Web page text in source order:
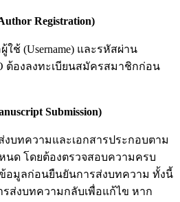
Registration)
และรหัสผ่าน
ต้องลงทะเบียนสมัครสมาชิกก่อน
Submission)
ความและเอกสารประกอบตาม
นด โดยต้องตรวจสอบความครบ
อมูลก่อนยืนยันการส่งบทความ ทั้งนี้
ส่งบทความกลับเพื่อแก้ไข หาก